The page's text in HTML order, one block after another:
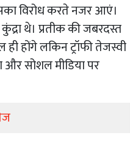
विरोध करते नजर आएं।
थे। प्रतीक की जबरदस्त
होंगे लकिन ट्रॉफी तेजस्वी
सोशल मीडिया पर